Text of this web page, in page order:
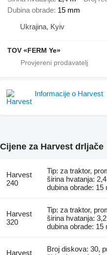
Dubina obrade 15 mm
Ukrajina, Kyiv
TOV «FERM Ye»
Informacije o Harvest
Cijene za Harvest drljače
Harvest
240
Tip: za traktor,
širina hvatanja:
dubina obrade: 15
Harvest
320
Tip: za traktor,
širina hvatanja:
dubina obrade: 15
Harvest
Broj diskova: 30,